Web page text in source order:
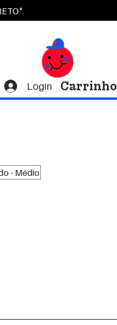
Login Carrinho
- Médio